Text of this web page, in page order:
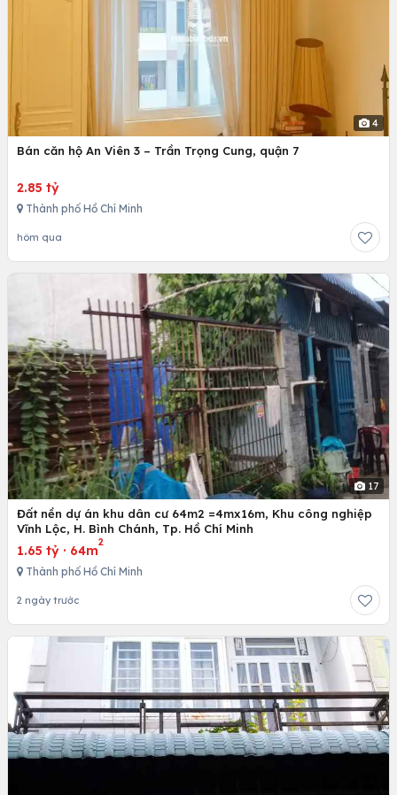
4
Bán căn hộ An Viên 3 – Trần Trọng Cung, quận 7
2.85 tỷ
Thành phố Hồ Chí Minh
hôm qua
17
Đất nền dự án khu dân cư 64m2 =4mx16m, Khu công nghiệp
Vĩnh Lộc, H. Bình Chánh, Tp. Hồ Chí Minh
1.65 tỷ · 64m
2
Thành phố Hồ Chí Minh
2 ngày trước